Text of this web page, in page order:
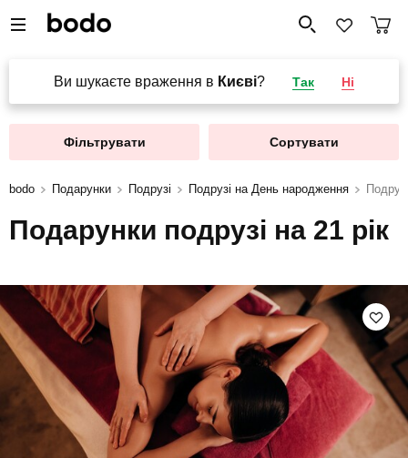
Ви шукаєте враження в Києві? Так Ні
Фільтрувати Сортувати
bodo Подарунки Подрузі Подрузі на День народження
Подарунки подрузі на 21 рік